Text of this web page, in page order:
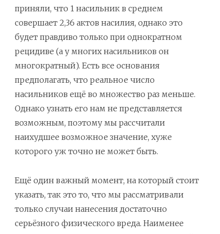
приняли, что 1 насильник в среднем
совершает 2,36 актов насилия, однако это
будет правдиво только при однократном
рецидиве (а у многих насильников он
многократный). Есть все основания
предполагать, что реальное число
насильников ещё во множество раз меньше.
Однако узнать его нам не представляется
возможным, поэтому мы рассчитали
наихудшее возможное значение, хуже
которого уж точно не может быть.
Ещё один важный момент, на который стоит
указать, так это то, что мы рассматривали
только случаи нанесения достаточно
серьёзного физического вреда. Наименее